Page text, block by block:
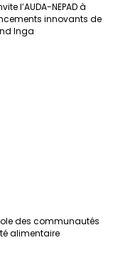
l’AUDA-NEPAD à
innovants de
Inga
des communautés
alimentaire